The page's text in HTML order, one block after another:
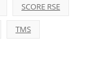
SCORE RSE
TMS